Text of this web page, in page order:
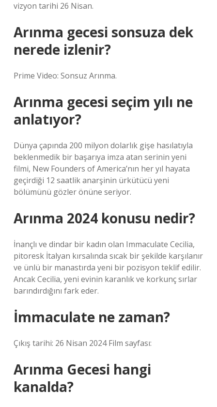
vizyon tarihi 26 Nisan.
Arınma gecesi sonsuza dek
nerede izlenir?
Prime Video: Sonsuz Arınma.
Arınma gecesi seçim yılı ne
anlatıyor?
Dünya çapında 200 milyon dolarlık gişe hasılatıyla
beklenmedik bir başarıya imza atan serinin yeni
filmi, New Founders of America’nın her yıl hayata
geçirdiği 12 saatlik anarşinin ürkütücü yeni
bölümünü gözler önüne seriyor.
Arınma 2024 konusu nedir?
İnançlı ve dindar bir kadın olan Immaculate Cecilia,
pitoresk İtalyan kırsalında sıcak bir şekilde karşılanır
ve ünlü bir manastırda yeni bir pozisyon teklif edilir.
Ancak Cecilia, yeni evinin karanlık ve korkunç sırlar
barındırdığını fark eder.
İmmaculate ne zaman?
Çıkış tarihi: 26 Nisan 2024 Film sayfası:
Arınma Gecesi hangi
kanalda?